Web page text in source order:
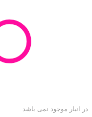
در انبار موجود نمی باشد